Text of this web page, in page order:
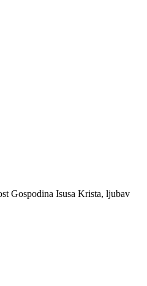
Gospodina Isusa Krista, ljubav